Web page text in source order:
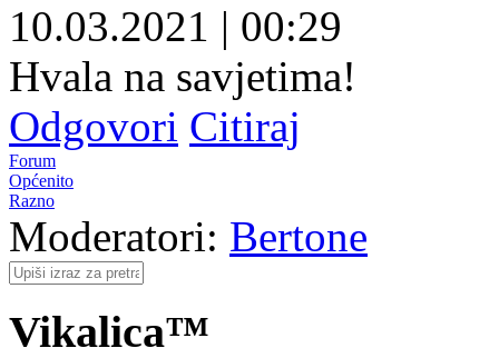
10.03.2021 | 00:29
Hvala na savjetima!
Odgovori Citiraj
Forum
Općenito
Razno
Moderatori: Bertone
Vikalica™